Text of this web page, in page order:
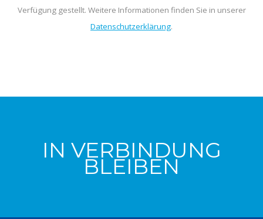
Verfügung gestellt. Weitere Informationen finden Sie in unserer
Datenschutzerklärung.
IN VERBINDUNG
BLEIBEN